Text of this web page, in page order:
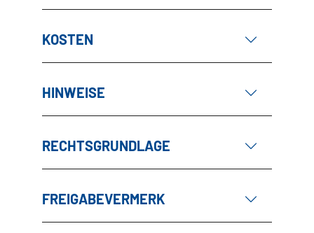
KOSTEN
HINWEISE
RECHTSGRUNDLAGE
FREIGABEVERMERK